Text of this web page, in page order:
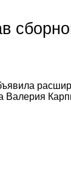
Валерия